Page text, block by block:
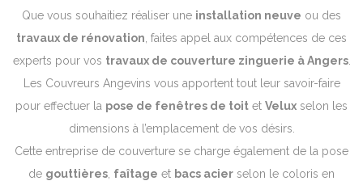
Que vous souhaitiez réaliser une installation neuve ou des
travaux de rénovation , faites appel aux compétences de ces
experts pour vos travaux de couverture zinguerie à Angers.
Les Couvreurs Angevins vous apportent tout leur savoir-faire
pour effectuer la pose de fenêtres de toit et Velux selon les
dimensions à l’emplacement de vos désirs.
Cette entreprise de couverture se charge également de la pose
de gouttières faîtage et bacs acier selon le coloris en